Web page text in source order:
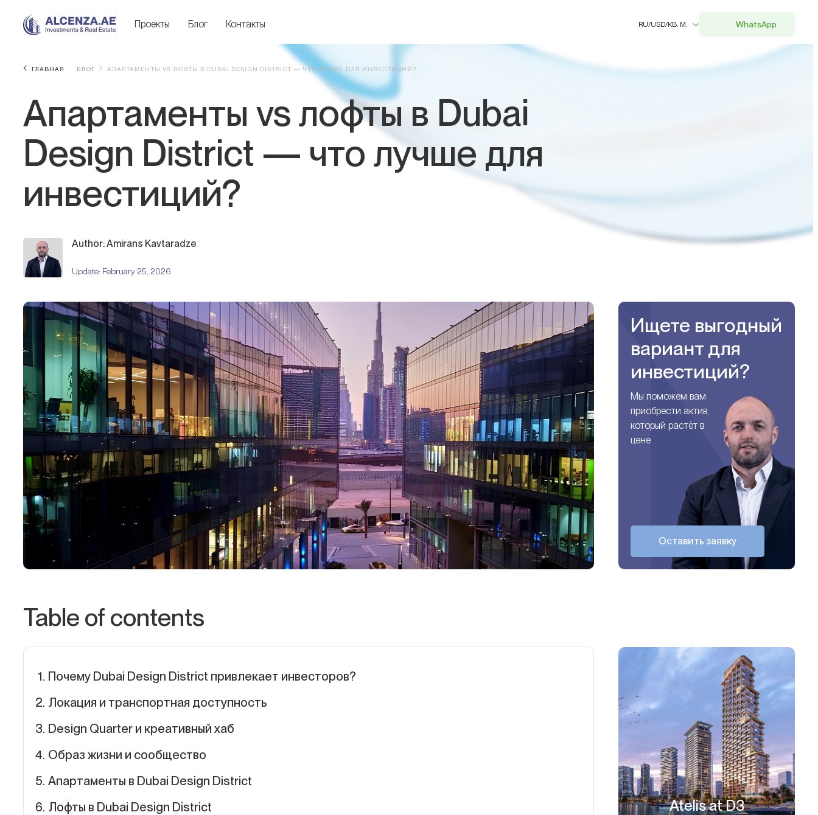
RU/USD/КВ. М. WhatsApp
Проекты Блог Контакты
ГЛАВНАЯ БЛОГ АПАРТАМЕНТЫ VS ЛОФТЫ В DUBAI DESIGN DISTRICT — ЧТО ЛУЧШЕ ДЛЯ ИНВЕСТИЦИЙ?
Апартаменты vs лофты в Dubai
Design District — что лучше для
инвестиций?
Author: Amirans Kavtaradze
Update: February 25, 2026
Ищете выгодный
вариант для
инвестиций?
Мы поможем вам
приобрести актив,
который растёт в
цене
Оставить заявку
Table of contents
Почему Dubai Design District привлекает инвесторов?
Локация и транспортная доступность
Design Quarter и креативный хаб
Образ жизни и сообщество
Апартаменты в Dubai Design District
Лофты в Dubai Design District
Atelis at D3